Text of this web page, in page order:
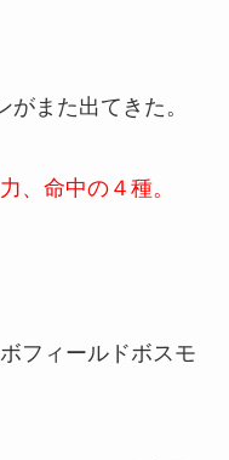
がまた出てきた。
、命中の４種。
フィールドボスモ